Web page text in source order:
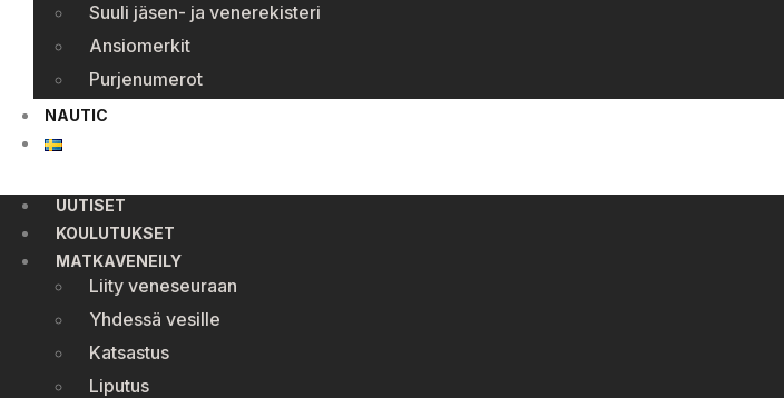
Suuli jäsen- ja venerekisteri
Ansiomerkit
Purjenumerot
NAUTIC
UUTISET
KOULUTUKSET
MATKAVENEILY
Liity veneseuraan
Yhdessä vesille
Katsastus
Liputus